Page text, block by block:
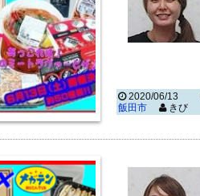
2020/06/13
飯田市
きび